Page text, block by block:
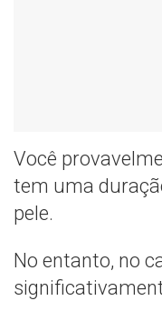
Você
tem uma
pele.
No entanto, no